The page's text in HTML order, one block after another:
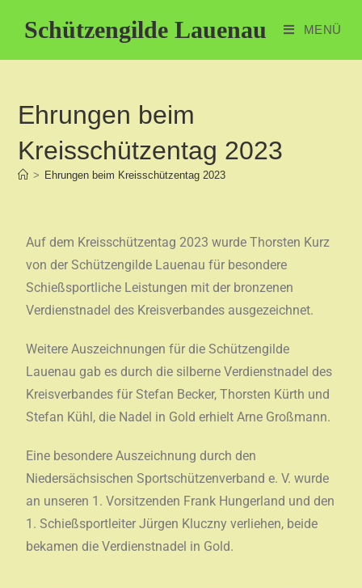
Schützengilde Lauenau MENÜ
Ehrungen beim
Kreisschützentag 2023
> Ehrungen beim Kreisschützentag 2023
Auf dem Kreisschützentag 2023 wurde Thorsten Kurz
von der Schützengilde Lauenau für besondere
Schießsportliche Leistungen mit der bronzenen
Verdienstnadel des Kreisverbandes ausgezeichnet.
Weitere Auszeichnungen für die Schützengilde
Lauenau gab es durch die silberne Verdienstnadel des
Kreisverbandes für Stefan Becker, Thorsten Kürth und
Stefan Kühl, die Nadel in Gold erhielt Arne Großmann.
Eine besondere Auszeichnung durch den
Niedersächsischen Sportschützenverband e. V. wurde
an unseren 1. Vorsitzenden Frank Hungerland und den
1. Schießsportleiter Jürgen Kluczny verliehen, beide
bekamen die Verdienstnadel in Gold.